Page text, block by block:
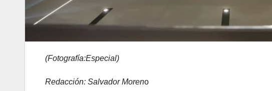
(Fotografía:Especial)
Redacción: Salvador Moreno